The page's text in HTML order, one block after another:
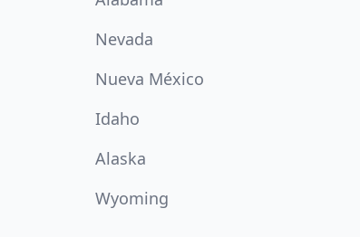
Nevada
Nueva México
Idaho
Alaska
Wyoming